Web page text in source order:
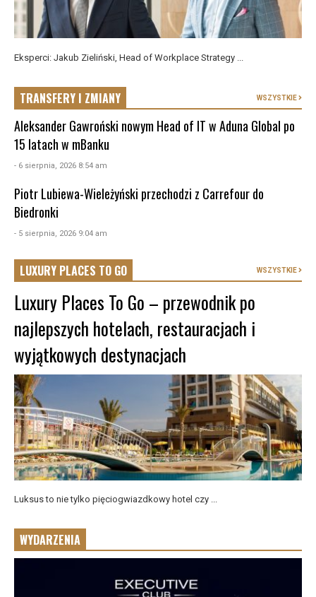
Eksperci: Jakub Zieliński, Head of Workplace Strategy ...
TRANSFERY I ZMIANY WSZYSTKIE
Aleksander Gawroński nowym Head of IT w Aduna Global po
15 latach w mBanku
- 6 sierpnia, 2026 8:54 am
Piotr Lubiewa-Wieleżyński przechodzi z Carrefour do
Biedronki
- 5 sierpnia, 2026 9:04 am
LUXURY PLACES TO GO WSZYSTKIE
Luxury Places To Go – przewodnik po
najlepszych hotelach, restauracjach i
wyjątkowych destynacjach
Luksus to nie tylko pięciogwiazdkowy hotel czy ...
WYDARZENIA